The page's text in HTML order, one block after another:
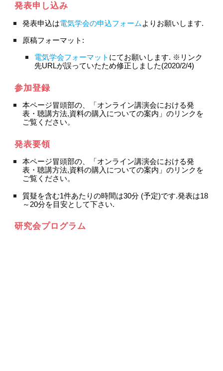
発表申し込み
発表申込は電気学会の申込フォーム よりお願いします.
原稿フォーマット:
電気学会フォーマット にてお願いします. ※リンク
先URLが誤っていたため修正しました(2020/2/4)
参加登録
本ページ冒頭部の、「オンライン講演会における発
表・聴講方法,資料の購入についての案内」のリンクを
ご覧ください。
発表要領
本ページ冒頭部の、「オンライン講演会における発
表・聴講方法,資料の購入についての案内」のリンクを
ご覧ください。
質疑を含む1件あたりの時間は30分 (予定)です.発表は18
～20分を目安として下さい.
研究会プログラム